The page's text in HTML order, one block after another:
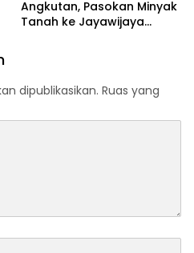
Angkutan, Pasokan Minyak
Tanah ke Jayawijaya
dipublikasikan. Ruas yang